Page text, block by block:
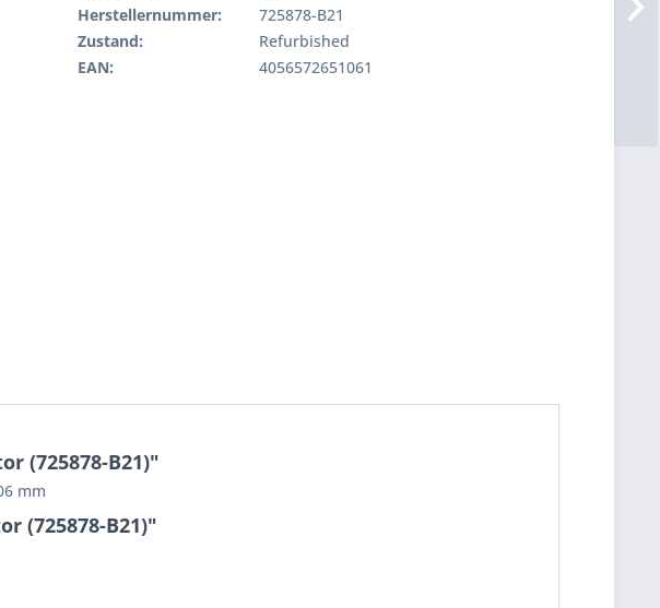
Herstellernummer:
725878-B21
Zustand:
Refurbished
EAN:
4056572651061
(725878-B21)"
mm
(725878-B21)"